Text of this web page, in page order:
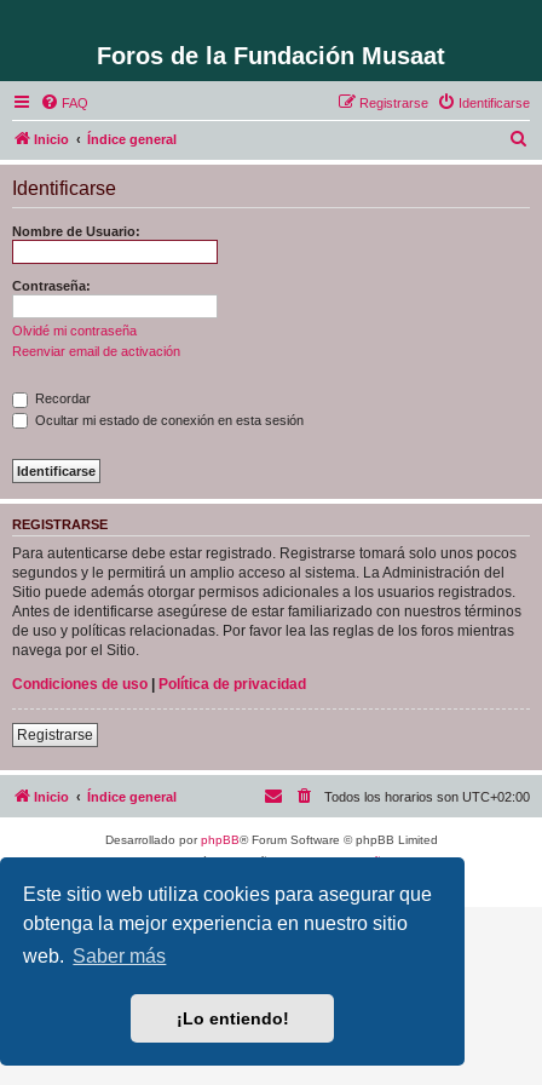
Este sitio web utiliza cookies para asegurar que
obtenga la mejor experiencia en nuestro sitio
web. Saber más
¡Lo entiendo!
Foros de la Fundación Musaat
FAQ Identificarse
Registrarse
Inicio Índice general
u
Identificarse
Nombre de Usuario:
Contraseña:
Olvidé mi contraseña
Reenviar email de activación
Recordar
Ocultar mi estado de conexión en esta sesión
REGISTRARSE
Para autenticarse debe estar registrado. Registrarse tomará solo unos pocos
segundos y le permitirá un amplio acceso al sistema. La Administración del
Sitio puede además otorgar permisos adicionales a los usuarios registrados.
Antes de identificarse asegúrese de estar familiarizado con nuestros términos
de uso y políticas relacionadas. Por favor lea las reglas de los foros mientras
navega por el Sitio.
Condiciones de uso | Política de privacidad
Registrarse
Inicio Índice general Todos los horarios son UTC+02:00
Desarrollado porphpBB® Forum Software © phpBB Limited
Traducción al español porphpBB España